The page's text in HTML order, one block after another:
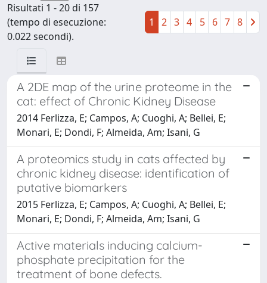
Risultati 1 - 20 di 157
(tempo di esecuzione:
0.022 secondi).
1 2 3 4 5 6 7 8
A 2DE map of the urine proteome in the
cat: effect of Chronic Kidney Disease
2014 Ferlizza, E; Campos, A; Cuoghi, A; Bellei, E;
Monari, E; Dondi, F; Almeida, Am; Isani, G
A proteomics study in cats affected by
chronic kidney disease: identification of
putative biomarkers
2015 Ferlizza, E; Campos, A; Cuoghi, A; Bellei, E;
Monari, E; Dondi, F; Almeida, Am; Isani, G
Active materials inducing calcium-
phosphate precipitation for the
treatment of bone defects.